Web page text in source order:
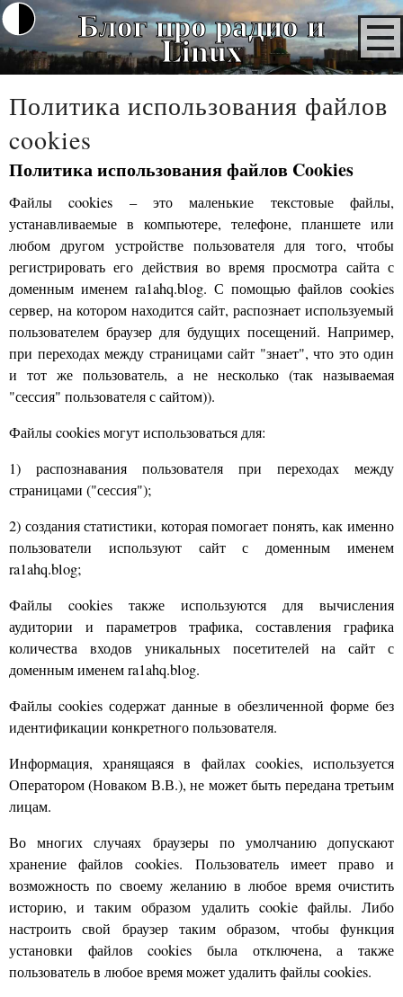
Блог про радио и
Linux
Политика использования файлов
cookies
Политика использования файлов Cookies
Файлы cookies – это маленькие текстовые файлы,
устанавливаемые в компьютере, телефоне, планшете или
любом другом устройстве пользователя для того, чтобы
регистрировать его действия во время просмотра сайта с
доменным именем ra1ahq.blog. С помощью файлов cookies
сервер, на котором находится сайт, распознает используемый
пользователем браузер для будущих посещений. Например,
при переходах между страницами сайт "знает", что это один
и тот же пользователь, а не несколько (так называемая
"сессия" пользователя с сайтом)).
Файлы cookies могут использоваться для:
1) распознавания пользователя при переходах между
страницами ("сессия");
2) создания статистики, которая помогает понять, как именно
пользователи используют сайт с доменным именем
ra1ahq.blog;
Файлы cookies также используются для вычисления
аудитории и параметров трафика, составления графика
количества входов уникальных посетителей на сайт с
доменным именем ra1ahq.blog.
Файлы cookies содержат данные в обезличенной форме без
идентификации конкретного пользователя.
Информация, хранящаяся в файлах cookies, используется
Оператором (Новаком В.В.), не может быть передана третьим
лицам.
Во многих случаях браузеры по умолчанию допускают
хранение файлов cookies. Пользователь имеет право и
возможность по своему желанию в любое время очистить
историю, и таким образом удалить cookie файлы. Либо
настроить свой браузер таким образом, чтобы функция
установки файлов cookies была отключена, а также
пользователь в любое время может удалить файлы cookies.